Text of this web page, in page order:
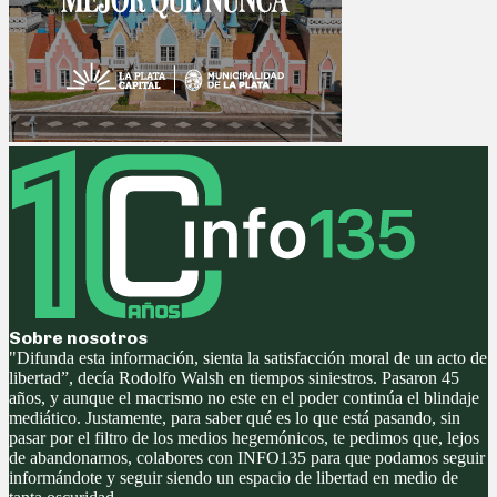
Sobre nosotros
"Difunda esta información, sienta la satisfacción moral de un acto de
libertad”, decía Rodolfo Walsh en tiempos siniestros. Pasaron 45
años, y aunque el macrismo no este en el poder continúa el blindaje
mediático. Justamente, para saber qué es lo que está pasando, sin
pasar por el filtro de los medios hegemónicos, te pedimos que, lejos
de abandonarnos, colabores con INFO135 para que podamos seguir
informándote y seguir siendo un espacio de libertad en medio de